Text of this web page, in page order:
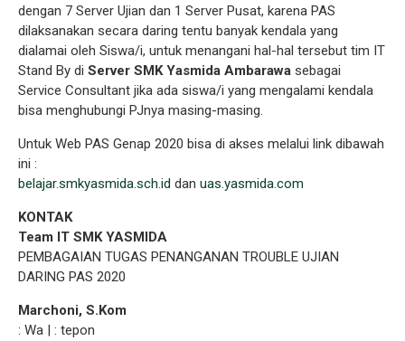
dengan 7 Server Ujian dan 1 Server Pusat, karena PAS
dilaksanakan secara daring tentu banyak kendala yang
dialamai oleh Siswa/i, untuk menangani hal-hal tersebut tim IT
Stand By di Server SMK Yasmida Ambarawa sebagai
Service Consultant jika ada siswa/i yang mengalami kendala
bisa menghubungi PJnya masing-masing.
Untuk Web PAS Genap 2020 bisa di akses melalui link dibawah
ini :
belajar.smkyasmida.sch.id dan uas.yasmida.com
KONTAK
Team IT SMK YASMIDA
PEMBAGAIAN TUGAS PENANGANAN TROUBLE UJIAN
DARING PAS 2020
Marchoni, S.Kom
: Wa | : tepon